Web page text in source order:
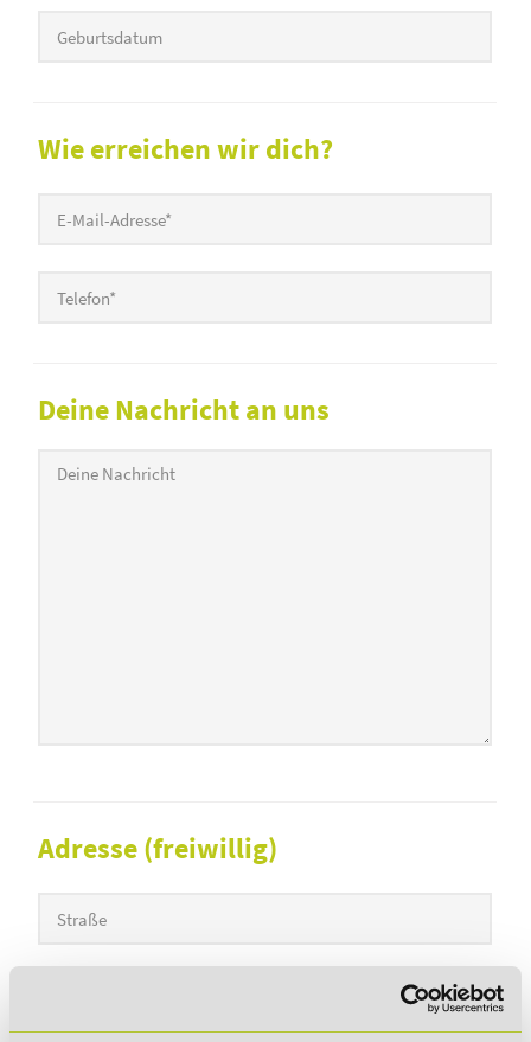
Wie erreichen wir dich?
Deine Nachricht an uns
Adresse (freiwillig)